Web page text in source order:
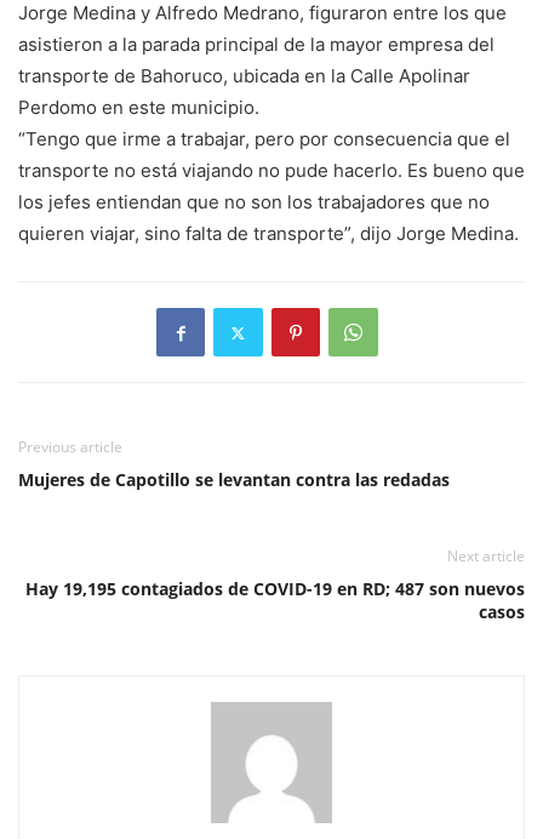
Jorge Medina y Alfredo Medrano, figuraron entre los que
asistieron a la parada principal de la mayor empresa del
transporte de Bahoruco, ubicada en la Calle Apolinar
Perdomo en este municipio.
“Tengo que irme a trabajar, pero por consecuencia que el
transporte no está viajando no pude hacerlo. Es bueno que
los jefes entiendan que no son los trabajadores que no
quieren viajar, sino falta de transporte”, dijo Jorge Medina.
Previous article
Mujeres de Capotillo se levantan contra las redadas
Next article
Hay 19,195 contagiados de COVID-19 en RD; 487 son nuevos
casos